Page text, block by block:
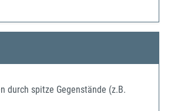
durch spitze Gegenstände (z.B.